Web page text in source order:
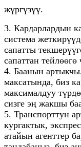
жүргүзүү.
3. Кардарлардын
система
сапатты
сапаттан
4. Баанын
максатында, биз
максималдуу
сизге эң жакшы
5. Транспорттун
кургактык,
атайын агенттер